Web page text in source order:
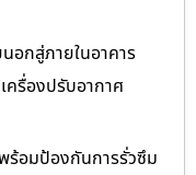
อกสู่ภายในอาคาร
ครื่องปรับอากาศ
อมป้องกันการรั่วซึม